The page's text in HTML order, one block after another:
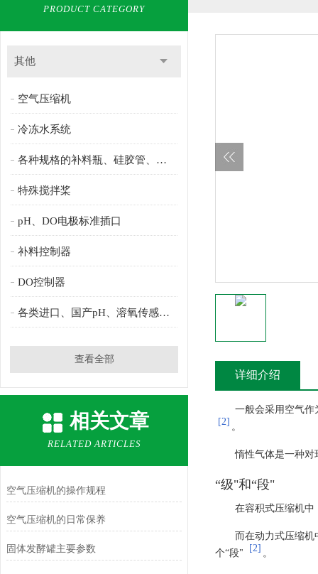
PRODUCT CATEGORY
其他
空气压缩机
冷冻水系统
各种规格的补料瓶、硅胶管、过滤器及滤芯
特殊搅拌桨
pH、DO电极标准插口
补料控制器
DO控制器
各类进口、国产pH、溶氧传感器及仪表
查看全部
相关文章
RELATED ARTICLES
空气压缩机的操作规程
空气压缩机的日常保养
固体发酵罐主要参数
详细介绍
一般会采用空气作
[2] 。
惰性气体是一种对
“级"和“段"
在容积式压缩机中
而在动力式压缩
个“段"
[2] 。